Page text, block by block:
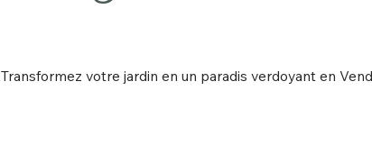
Transformez votre jardin en un paradis verdoyant en